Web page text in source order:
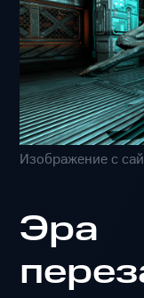
Изображение с
Эра